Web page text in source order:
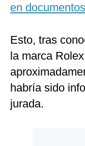
en documentos
Esto, tras
la marca
habría sido
jurada.